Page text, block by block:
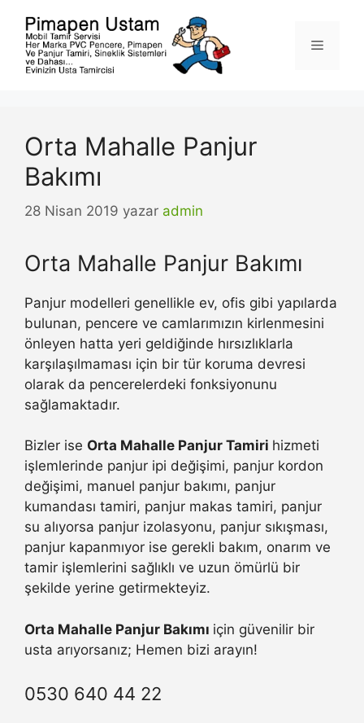
Menü
Orta Mahalle Panjur
Bakımı
28 Nisan 2019 yazar admin
Orta Mahalle Panjur Bakımı
Panjur modelleri genellikle ev, ofis gibi yapılarda
bulunan, pencere ve camlarımızın kirlenmesini
önleyen hatta yeri geldiğinde hırsızlıklarla
karşılaşılmaması için bir tür koruma devresi
olarak da pencerelerdeki fonksiyonunu
sağlamaktadır.
Bizler ise Orta Mahalle Panjur Tamiri hizmeti
işlemlerinde panjur ipi değişimi, panjur kordon
değişimi, manuel panjur bakımı, panjur
kumandası tamiri, panjur makas tamiri, panjur
su alıyorsa panjur izolasyonu, panjur sıkışması,
panjur kapanmıyor ise gerekli bakım, onarım ve
tamir işlemlerini sağlıklı ve uzun ömürlü bir
şekilde yerine getirmekteyiz.
Orta Mahalle Panjur Bakımı için güvenilir bir
usta arıyorsanız; Hemen bizi arayın!
0530 640 44 22